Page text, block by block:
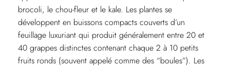
brocoli, le chou-fleur et le kale. Les plantes se
développent en buissons compacts couverts d’un
feuillage luxuriant qui produit généralement entre 20 et
40 grappes distinctes contenant chaque 2 à 10 petits
fruits ronds (souvent appelé comme des “boules”). Les